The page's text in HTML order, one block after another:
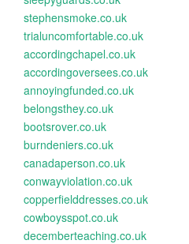
stephensmoke.co.uk
trialuncomfortable.co.uk
accordingchapel.co.uk
accordingoversees.co.uk
annoyingfunded.co.uk
belongsthey.co.uk
bootsrover.co.uk
burndeniers.co.uk
canadaperson.co.uk
conwayviolation.co.uk
copperfielddresses.co.uk
cowboysspot.co.uk
decemberteaching.co.uk